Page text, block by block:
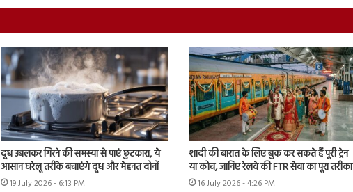
दूध उबलकर गिरने की समस्या से पाएं छुटकारा, ये
आसान घरेलू तरीके बचाएंगे दूध और मेहनत दोनों
19 July 2026 - 6:13 PM
शादी की बारात के लिए बुक कर सकते हैं पूरी ट्रेन
या कोच, जानिए रेलवे की FTR सेवा का पूरा तरीका
16 July 2026 - 4:26 PM